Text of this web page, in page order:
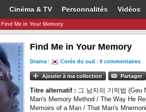
Cinéma & TV Personnalités Vidéos
Find Me in Your Memory
Find Me in Your Memory
Drama | Corée du sud | 9 commentaires
Ajouter à ma collection Partager
Titre alternatif : 그 남자의 기억법 (Geu
Man's Memory Method / The Way He
Memoirs of a Man / That Man's